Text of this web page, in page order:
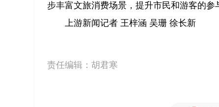
步丰富文旅消费场景，提升市民和游客的参
上游新闻记者 王梓涵 吴珊 徐长新
责任编辑： 胡君寒